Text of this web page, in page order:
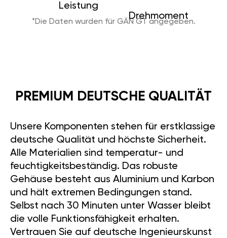
Leistung
Drehmoment
*Die Daten wurden für GÄN GT angegeben.
PREMIUM DEUTSCHE QUALITÄT
Unsere Komponenten stehen für erstklassige
deutsche Qualität und höchste Sicherheit.
Alle Materialien sind temperatur- und
feuchtigkeitsbeständig. Das robuste
Gehäuse besteht aus Aluminium und Karbon
und hält extremen Bedingungen stand.
Selbst nach 30 Minuten unter Wasser bleibt
die volle Funktionsfähigkeit erhalten.
Vertrauen Sie auf deutsche Ingenieurskunst